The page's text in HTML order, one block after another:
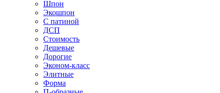
Шпон
Экошпон
С патиной
ДСП
Стоимость
Дешевые
Дорогие
Эконом-класс
Элитные
Форма